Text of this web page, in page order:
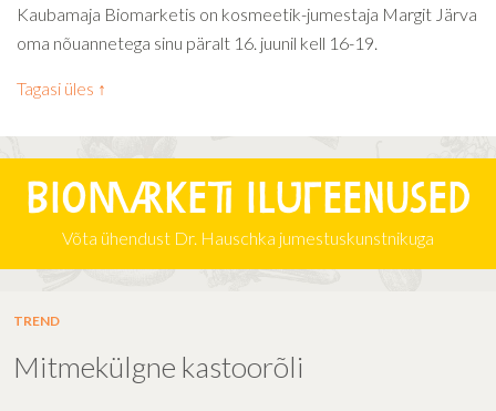
Kaubamaja Biomarketis on kosmeetik-jumestaja Margit Järva
oma nõuannetega sinu päralt 16. juunil kell 16-19.
Tagasi üles ↑
Biomarketi iluteenused
Võta ühendust Dr. Hauschka jumestuskunstnikuga
TREND
Mitmekülgne kastoorõli